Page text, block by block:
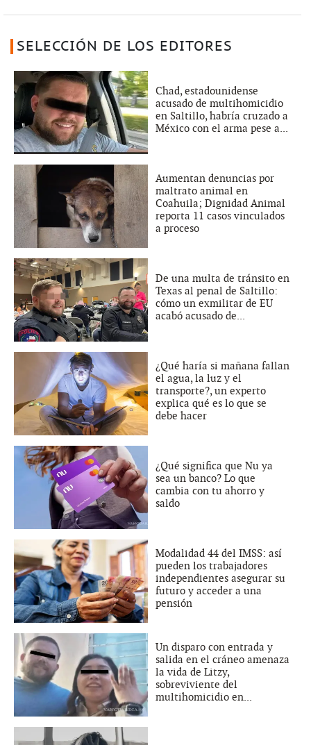
SELECCIÓN DE LOS EDITORES
Chad, estadounidense
acusado de multihomicidio
en Saltillo, habría cruzado a
México con el arma pese a...
Aumentan denuncias por
maltrato animal en
Coahuila; Dignidad Animal
reporta 11 casos vinculados
a proceso
De una multa de tránsito en
Texas al penal de Saltillo:
cómo un exmilitar de EU
acabó acusado de...
¿Qué haría si mañana fallan
el agua, la luz y el
transporte?, un experto
explica qué es lo que se
debe hacer
¿Qué significa que Nu ya
sea un banco? Lo que
cambia con tu ahorro y
saldo
Modalidad 44 del IMSS: así
pueden los trabajadores
independientes asegurar su
futuro y acceder a una
pensión
Un disparo con entrada y
salida en el cráneo amenaza
la vida de Litzy,
sobreviviente del
multihomicidio en...